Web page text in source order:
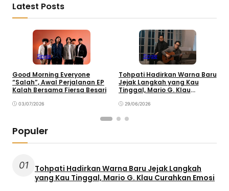
Latest Posts
Single
Good Morning Everyone
“Salah”, Awal Perjalanan EP
Kalah Bersama Fiersa Besari
03/07/2026
Single
Tohpati Hadirkan Warna Baru
Jejak Langkah yang Kau
Tinggal, Mario G. Klau
29/06/2026
Populer
01
Tohpati Hadirkan Warna Baru Jejak Langkah
yang Kau Tinggal, Mario G. Klau Curahkan Emosi